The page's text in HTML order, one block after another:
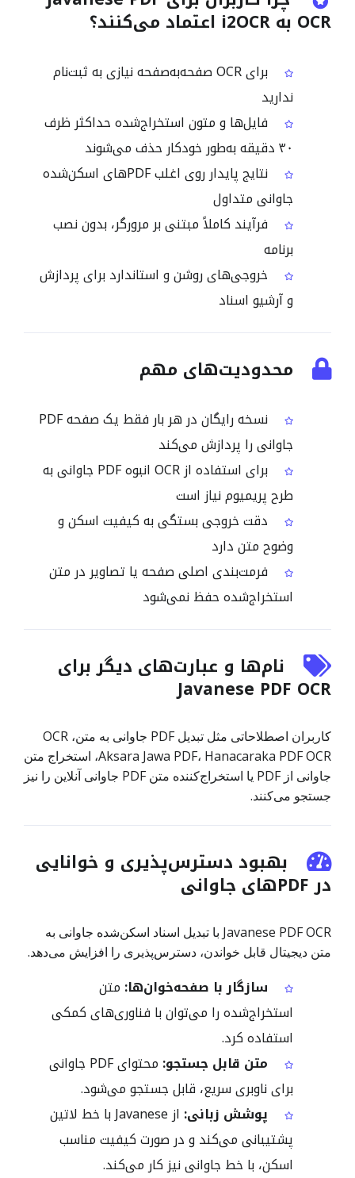
OCR به i2OCR اعتماد می‌کنند؟
برای OCR صفحه‌به‌صفحه نیازی به ثبت‌نام
ندارید
فایل‌ها و متون استخراج‌شده حداکثر ظرف
۳۰ دقیقه به‌طور خودکار حذف می‌شوند
نتایج پایدار روی اغلب PDFهای اسکن‌شده
جاوانی متداول
فرآیند کاملاً مبتنی بر مرورگر، بدون نصب
برنامه
خروجی‌های روشن و استاندارد برای پردازش
و آرشیو اسناد
محدودیت‌های مهم
نسخه رایگان در هر بار فقط یک صفحه PDF
جاوانی را پردازش می‌کند
برای استفاده از OCR انبوه PDF جاوانی به
طرح پریمیوم نیاز است
دقت خروجی بستگی به کیفیت اسکن و
وضوح متن دارد
فرمت‌بندی اصلی صفحه یا تصاویر در متن
استخراج‌شده حفظ نمی‌شود
نام‌ها و عبارت‌های دیگر برای
Javanese PDF OCR
کاربران اصطلاحاتی مثل تبدیل PDF جاوانی به متن، OCR
Aksara Jawa PDF، Hanacaraka PDF OCR، استخراج متن
جاوانی از PDF یا استخراج‌کننده متن PDF جاوانی آنلاین را نیز
جستجو می‌کنند.
بهبود دسترس‌پذیری و خوانایی
در PDFهای جاوانی
Javanese PDF OCR با تبدیل اسناد اسکن‌شده جاوانی به
متن دیجیتال قابل خواندن، دسترس‌پذیری را افزایش می‌دهد.
سازگار با صفحه‌خوان‌ها: متن
استخراج‌شده را می‌توان با فناوری‌های کمکی
استفاده کرد.
متن قابل جستجو:
محتوای PDF جاوانی
برای ناوبری سریع، قابل جستجو می‌شود.
پوشش زبانی:
از Javanese با خط لاتین
پشتیبانی می‌کند و در صورت کیفیت مناسب
اسکن، با خط جاوانی نیز کار می‌کند.